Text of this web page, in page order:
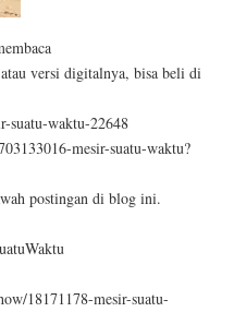
versi digitalnya, bisa beli di
suatu-waktu-22648
mesir-suatu-waktu?
postingan di blog ini.
18171178-mesir-suatu-